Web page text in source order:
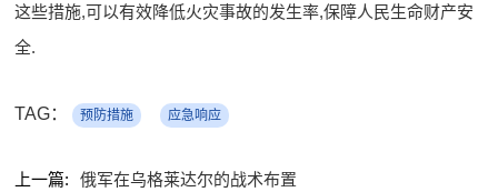
这些措施,可以有效降低火灾事故的发生率,保障人民生命财产安
全.
TAG： 预防措施 应急响应
上一篇:
俄军在乌格莱达尔的战术布置